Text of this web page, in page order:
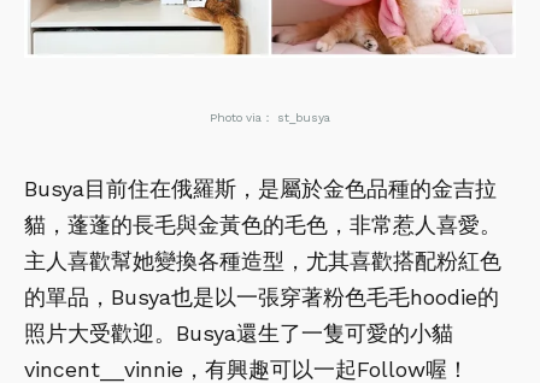
Photo via： st_busya
Busya目前住在俄羅斯，是屬於金色品種的金吉拉
貓，蓬蓬的長毛與金黃色的毛色，非常惹人喜愛。
主人喜歡幫她變換各種造型，尤其喜歡搭配粉紅色
的單品，Busya也是以一張穿著粉色毛毛hoodie的
照片大受歡迎。Busya還生了一隻可愛的小貓
vincent__vinnie，有興趣可以一起Follow喔！